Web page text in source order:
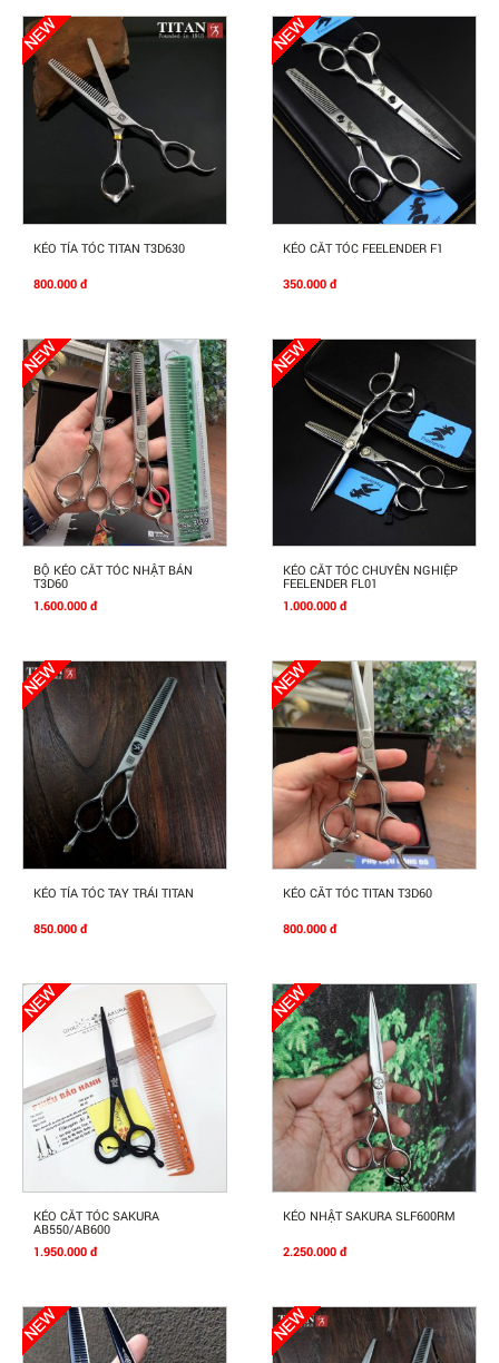
Mua Ngay
KÉO TỈA TÓC TITAN T3D630
800.000 đ
Mua Ngay
KÉO CẮT TÓC FEELENDER F1
350.000 đ
Mua Ngay
BỘ KÉO CẮT TÓC NHẬT BẢN
T3D60
1.600.000 đ
Mua Ngay
KÉO CẮT TÓC CHUYÊN NGHIỆP
FEELENDER FL01
1.000.000 đ
Mua Ngay
KÉO TỈA TÓC TAY TRÁI TITAN
850.000 đ
Mua Ngay
KÉO CĂT TÓC TITAN T3D60
800.000 đ
Mua Ngay
KÉO CẮT TÓC SAKURA
AB550/AB600
1.950.000 đ
Mua Ngay
KÉO NHẬT SAKURA SLF600RM
2.250.000 đ